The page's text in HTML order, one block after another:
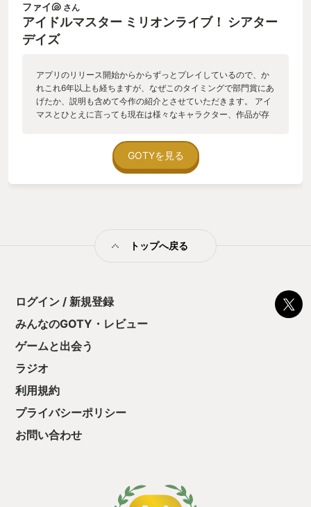
ファイ🐚 さん
アイドルマスター ミリオンライブ！ シアター
デイズ
アプリのリリース開始からからずっとプレイしているので、か
れこれ6年以上も経ちますが、なぜこのタイミングで部門賞にあ
げたか、説明も含めて今作の紹介とさせていただきます。 アイ
マスとひとえに言っても現在は様々なキャラクター、作品が存
る所謂765PRO ASのメンバーです。 彼女たちが活躍したアニメ
の劇場版は僕のファン歴として、今でも印象に残る作品となっ
ており、その中の劇中歌にして主題歌『M@STERPIECE』8月
ダンスと歌唱あり！）と言う脅威の数字となり、今も更新が続
2025年には20年を迎えるわけで…これはもう、人生の一部です
タではなく割とマジでそう思えてしまうようになりました。 こ
のアプリのアニメ版の放映もされてますし、今後もどんどん新
しい試みがされてゆく本タイトルに期待をこめて、部門賞にあ
げさせていただきました。
GOTYを見る
トップへ戻る
ログイン / 新規登録
みんなのGOTY・レビュー
ゲームと出会う
ラジオ
利用規約
プライバシーポリシー
お問い合わせ